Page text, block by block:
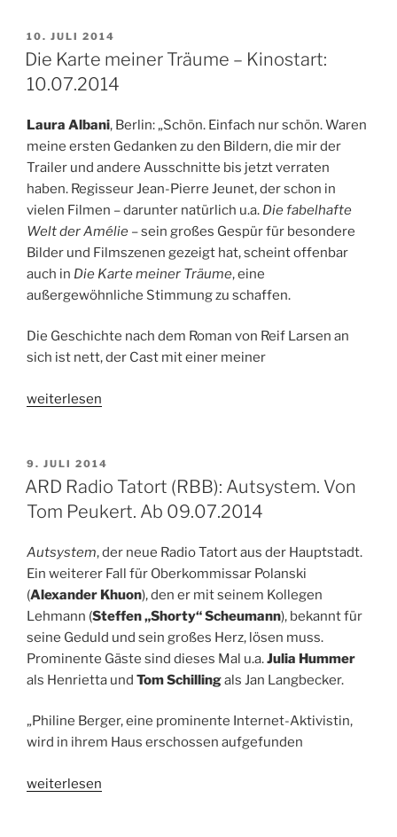
–
Lügen
bis
Arzt
kommt
–
Kinostart:
10.07.2014“
VERÖFFENTLICHT
AM
10. JULI 2014
Die Karte meiner Träume – Kinostart:
10.07.2014
Laura Albani, Berlin: „Schön. Einfach nur schön. Waren
meine ersten Gedanken zu den Bildern, die mir der
Trailer und andere Ausschnitte bis jetzt verraten
haben. Regisseur Jean-Pierre Jeunet, der schon in
vielen Filmen – darunter natürlich u.a. Die fabelhafte
Welt der Amélie – sein großes Gespür für besondere
Bilder und Filmszenen gezeigt hat, scheint offenbar
auch in Die Karte meiner Träume, eine
außergewöhnliche Stimmung zu schaffen.
Die Geschichte nach dem Roman von Reif Larsen an
sich ist nett, der Cast mit einer meiner
„Die
Träume
–
Kinostart:
weiterlesen
VERÖFFENTLICHT
AM
9. JULI 2014
ARD Radio Tatort (RBB): Autsystem. Von
Tom Peukert. Ab 09.07.2014
Autsystem, der neue Radio Tatort aus der Hauptstadt.
Ein weiterer Fall für Oberkommissar Polanski
(Alexander Khuon), den er mit seinem Kollegen
Lehmann (Steffen „Shorty“ Scheumann), bekannt für
seine Geduld und sein großes Herz, lösen muss.
Prominente Gäste sind dieses Mal u.a.Julia Hummer
als Henrietta und Tom Schillingals Jan Langbecker.
„Philine Berger, eine prominente Internet-Aktivistin,
wird in ihrem Haus erschossen aufgefunden
„ARD
weiterlesen